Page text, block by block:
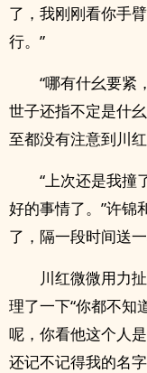
了，我刚刚看你手
行。”
“哪有什幺要紧
世子还指不定是什
至都没有注意到川
“上次还是我撞
好的事情了。”许锦
了，隔一段时间送
川红微微用力
理了一下“你都不知
呢，你看他这个人
还记不记得我的名